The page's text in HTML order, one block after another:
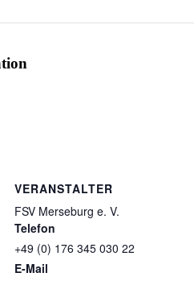
VERANSTALTER
FSV Merseburg e. V.
Telefon
+49 (0) 176 345 030 22
E-Mail